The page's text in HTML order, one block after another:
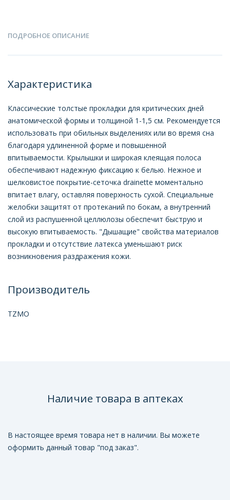
ПОДРОБНОЕ ОПИСАНИЕ
Характеристика
Классические толстые прокладки для критических дней
анатомической формы и толщиной 1-1,5 см. Рекомендуется
использовать при обильных выделениях или во время сна
благодаря удлиненной форме и повышенной
впитываемости. Крылышки и широкая клеящая полоса
обеспечивают надежную фиксацию к белью. Нежное и
шелковистое покрытие-сеточка drainette моментально
впитает влагу, оставляя поверхность сухой. Специальные
желобки защитят от протеканий по бокам, а внутренний
слой из распушенной целлюлозы обеспечит быструю и
высокую впитываемость. "Дышащие" свойства материалов
прокладки и отсутствие латекса уменьшают риск
возникновения раздражения кожи.
Производитель
TZMO
Наличие товара в аптеках
В настоящее время товара нет в наличии. Вы можете
оформить данный товар "под заказ".